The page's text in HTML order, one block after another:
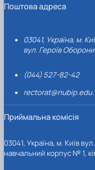
Поштова адреса
03041, Україна, м.
вул. Героїв
(044) 527-82-42
Приймальна комісія
03041, Україна, м. Київ
навчальний корпус № 1,